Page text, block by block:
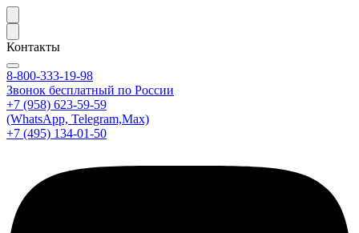
Контакты
8-800-333-19-98
Звонок бесплатный по России
+7 (958) 623-59-59
(WhatsApp, Telegram,Max)
+7 (495) 134-01-50